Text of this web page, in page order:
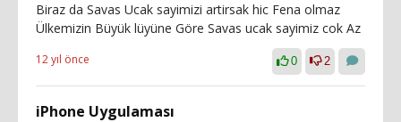
Biraz da Savas Ucak sayimizi artirsak hic Fena olmaz
Ülkemizin Büyük lüyüne Göre Savas ucak sayimiz cok Az
12 yıl önce 0 2
iPhone Uygulaması